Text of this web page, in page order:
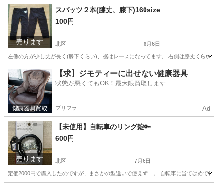
東京 北区 プリンター インクカートリッジ
売ります
スパッツ２本(膝丈、膝下)160size
100円
北区 8月6日
左側の方が少し丈が長く(膝下くらい)、裾はレースになってます。 右側は膝丈くらい
東京 北区 キッズ用品 スパッツ
【求】ジモティーに出せない健康器具
状態が悪くてもOK！最大限買取します
プリフラ Ad
売ります
【未使用】自転車のリング錠🔑
600円
北区 7月6日
定価2000円で購入したのですが、まさかの型違いで使えず…。 自転車に当てはめて